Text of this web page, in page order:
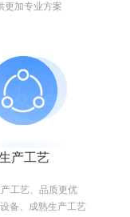
更加专业方案
产工艺
工艺、品质更优
备、成熟生产工艺